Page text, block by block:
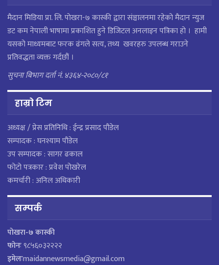
मैदान मिडिया प्रा. लि. पाेखरा-७ कास्की द्वारा संञ्चालनमा रहेको मैदान न्युज
डट कम नेपाली भाषामा प्रकाशित हुने डिजिटल अनलाइन पत्रिका हो । हामी
यसको माध्यमबाट फरक ढंगले सत्य, तथ्य खवरहरु उपलब्ध गराउने
प्रतिवद्धता व्यक्त गर्दछौं ।
सुचना बिभाग दर्ता नं. ४३६४-२०८०/८१
हाम्राे टिम
अध्यक्ष / प्रेस प्रतिनिधि : ईन्द्र प्रसाद पौडेल
सम्पादक : घनश्याम पौडेल
उप सम्पादक : सागर ढकाल
फोटो पत्रकार : प्रवेश पोखरेल
कमर्चारी : अनिल अधिकारी
सम्पर्क
पाेखरा-७ कास्की
फोनः९८५६०३२२२२
इमेलःmaidannewsmedia@gmail.com